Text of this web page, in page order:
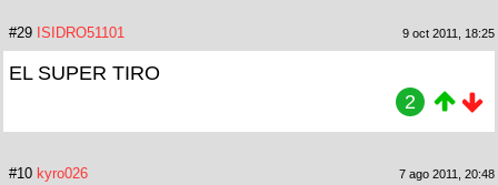
#29 ISIDRO51101 9 oct 2011, 18:25
EL SUPER TIRO
2
#10 kyro026 7 ago 2011, 20:48